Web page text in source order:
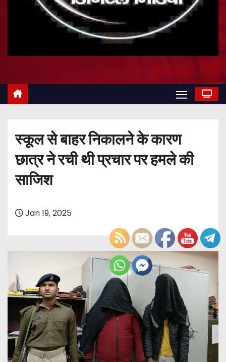
स्कूल से बाहर निकालने के कारण
छात्र ने रची थी प्रचार पर हमले की
साजिश
Jan 19, 2025